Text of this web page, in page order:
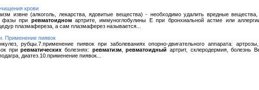
крови
извне (алкоголь, лекарства, ядовитые вещества) - необходимо удалить вредные
фазы при ревматоидномартрите, иммуноглобулины Е при бронхиальной астме или
плазмафереза, а сам плазмаферез называется...
Применение пиявок
рубцы.7.применение пиявок при заболеваниях опорно-двигательного аппарата:
приревматических болезнях: ревматизм,ревматоидный артрит, склеродермия, болезнь
диатез.10.применение пиявок...